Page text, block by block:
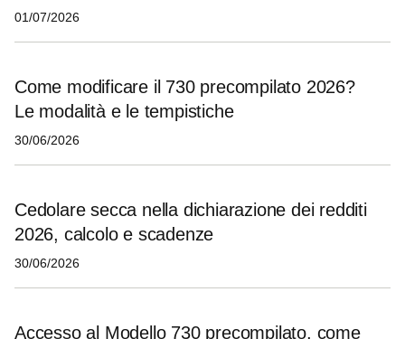
01/07/2026
Come modificare il 730 precompilato 2026?
Le modalità e le tempistiche
30/06/2026
Cedolare secca nella dichiarazione dei redditi
2026, calcolo e scadenze
30/06/2026
Accesso al Modello 730 precompilato, come